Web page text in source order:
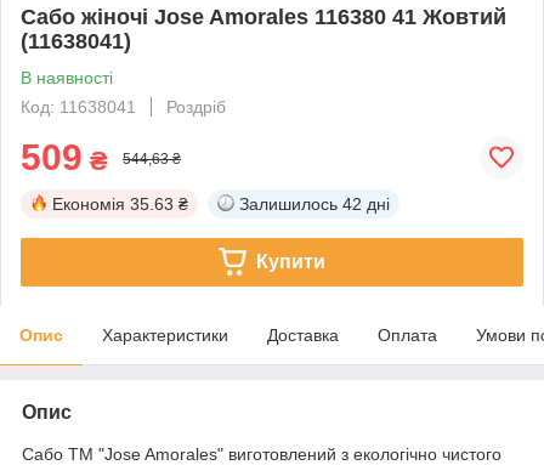
Сабо жіночі Jose Amorales 116380 41 Жовтий
(11638041)
В наявності
Код: 11638041
Роздріб
509 ₴ 544,63 ₴
Економія 35.63 ₴ Залишилось 42 дні
Купити
Опис Характеристики Доставка Оплата Умови
Опис
Сабо ТМ "Jose Amorales" виготовлений з екологічно чистого